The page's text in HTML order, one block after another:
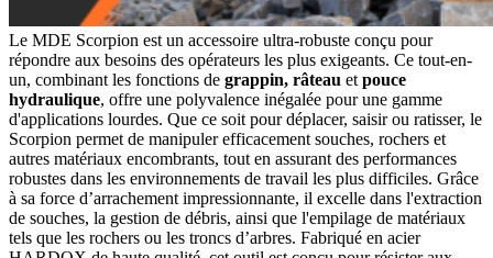
Pièces d'usure pour engins
AXES, BAGUES & BIELLETTES
Kit Axes & Bagues de Godet
Kit Axes & Bagues Pied de Fleche
Kit Axes & Bagues - Bras complet
Biellettes de Godet
Biellettes de Vérin
Joint Cache Poussière
Rondelles de Calage
Axes
Goupilles & Clips
DENTS & PIECES D'USURE DE GODET
Dents à Boulonner
AXES, BAGUES & BIELLETTES
Kit Axes & Bagues de Godet
Kit Axes & Bagues Pied de Fleche
Kit Axes & Bagues - Bras complet
Biellettes de Godet
Biellettes de Vérin
Joint Cache Poussière
Rondelles de Calage
Axes
Goupilles & Clips
DENTS & PIECES D'USURE DE GODET
Dents à Boulonner
Le MDE Scorpion est un accessoire ultra-robuste conçu pour
répondre aux besoins des opérateurs les plus exigeants. Ce tout-en-
un, combinant les fonctions de grappin, râteau et pouce
hydraulique, offre une polyvalence inégalée pour une gamme
d'applications lourdes. Que ce soit pour déplacer, saisir ou ratisser, le
Scorpion permet de manipuler efficacement souches, rochers et
autres matériaux encombrants, tout en assurant des performances
robustes dans les environnements de travail les plus difficiles. Grâce
à sa force d’arrachement impressionnante, il excelle dans l'extraction
de souches, la gestion de débris, ainsi que l'empilage de matériaux
tels que les rochers ou les troncs d’arbres. Fabriqué en acier